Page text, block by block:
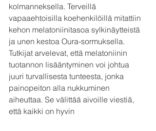
kolmanneksella. Terveillä
vapaaehtoisilla koehenkilöillä mitattiin
kehon melatoniinitasoa sylkinäytteistä
ja unen kestoa Oura-sormuksella.
Tutkijat arvelevat, että melatoniinin
tuotannon lisääntyminen voi johtua
juuri turvallisesta tunteesta, jonka
painopeiton alla nukkuminen
aiheuttaa. Se välittää aivoille viestiä,
että kaikki on hyvin